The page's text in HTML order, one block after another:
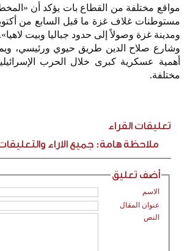
ومدينة غزة وصولاً إلى حدود جباليا وبيت لاهيا».
وشارع صلاح الدين طريق حيوي ورئيسي،
أهمية عسكرية كبرى خلال الحرب
مختلفة.
تعليقات القراء
ملاحظة هامة: جميع الاراء
أضف تعليق
الاسم
عنوان المقال
النص